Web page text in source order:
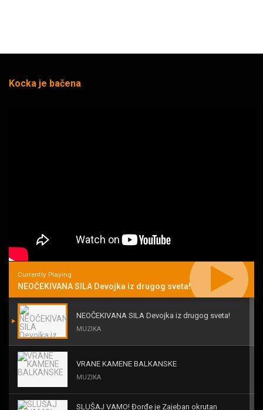
Kocka je bačena
Currently Playing
NEOČEKIVANA SILA Devojka iz drugog sveta!
NEOČEKIVANA SILA Devojka iz drugog sveta!
MUZIKA
VRANE KAMENE BALKANSKE
MUZIKA
SLUŠAJ VAMO! Đorđe je Zajeban okrutan